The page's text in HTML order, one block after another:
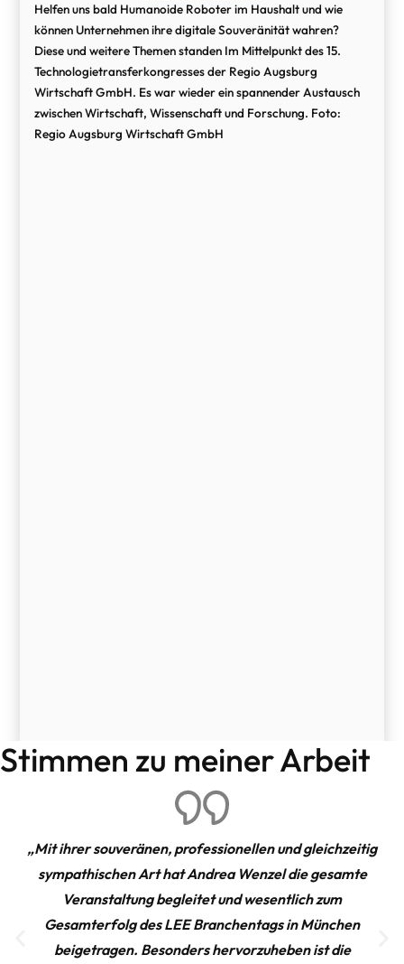
Helfen uns bald Humanoide Roboter im Haushalt und wie
können Unternehmen ihre digitale Souveränität wahren?
Diese und weitere Themen standen Im Mittelpunkt des 15.
Technologietransferkongresses der Regio Augsburg
Wirtschaft GmbH. Es war wieder ein spannender Austausch
zwischen Wirtschaft, Wissenschaft und Forschung. Foto:
Regio Augsburg Wirtschaft GmbH
Stimmen zu meiner Arbeit
„Mit ihrer souveränen, professionellen und gleichzeitig
sympathischen Art hat Andrea Wenzel die gesamte
Veranstaltung begleitet und wesentlich zum
Gesamterfolg des LEE Branchentags in München
beigetragen. Besonders hervorzuheben ist die